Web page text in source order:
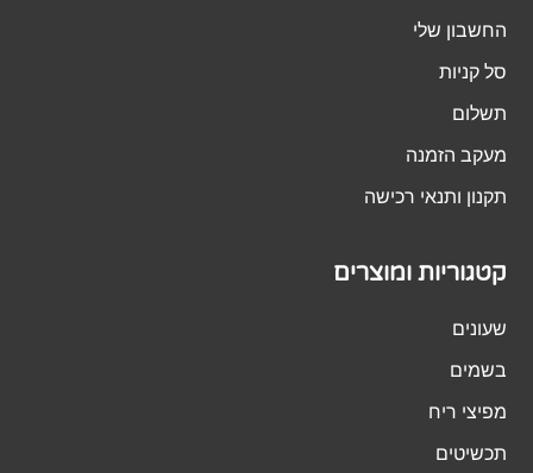
החשבון שלי
סל קניות
תשלום
מעקב הזמנה
תקנון ותנאי רכישה
קטגוריות ומוצרים
שעונים
בשמים
מפיצי ריח
תכשיטים